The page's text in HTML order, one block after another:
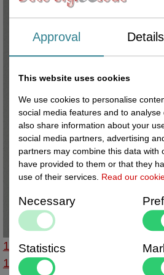
14332517 - Standaardje afm
100st
Approval Details
This website uses cookies
We use cookies to personalise
social media features and to
also share information about your
social media partners, advertising
partners may combine this data with
have provided to them or that they
use of their services. Read our
Necessary
Statistics